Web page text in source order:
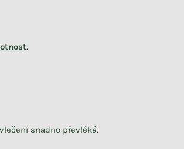
.
snadno převléká.